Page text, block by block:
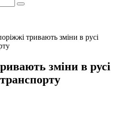
тривають зміни в русі
зміни в русі